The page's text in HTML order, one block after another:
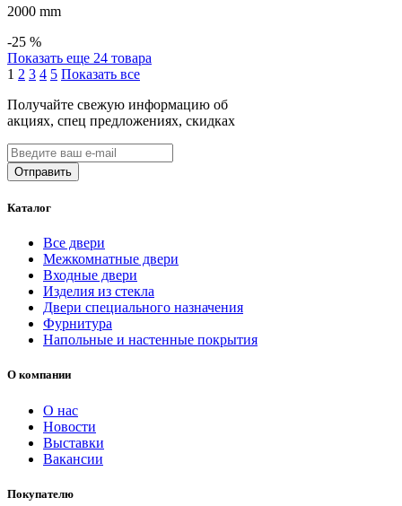
2000 mm
-25 %
Показать еще 24 товара
1 2 3 4 5 Показать все
Получайте свежую информацию об
акциях, спец предложениях, скидках
Каталог
Все двери
Межкомнатные двери
Входные двери
Изделия из стекла
Двери специального назначения
Фурнитура
Напольные и настенные покрытия
О компании
О нас
Новости
Выставки
Вакансии
Покупателю